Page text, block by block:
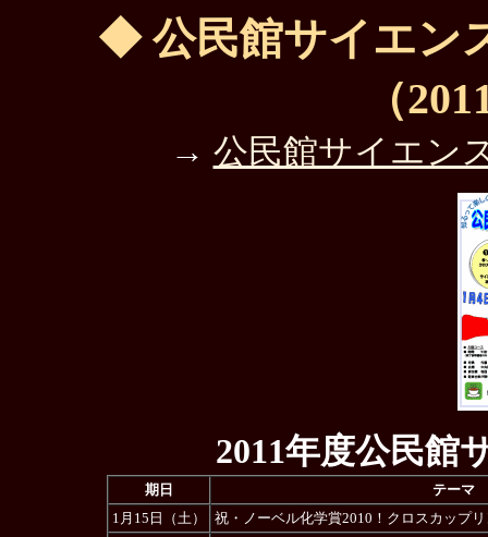
◆ 公民館サイエン
（
→ 公民館サイエン
2011年度公民館
期日
テーマ
1月15日（土）
祝・ノーベル化学賞2010！クロスカップ